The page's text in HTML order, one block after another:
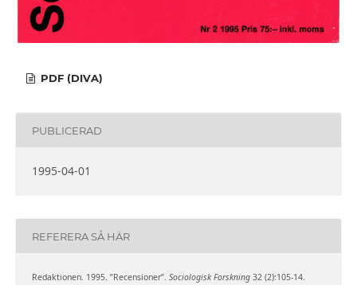
PDF (DIVA)
PUBLICERAD
1995-04-01
REFERERA SÅ HÄR
Redaktionen. 1995. ”Recensioner”. Sociologisk Forskning32 (2):105-14.